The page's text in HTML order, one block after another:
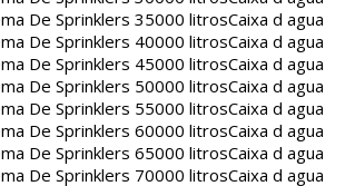
De Sprinklers 35000 litrosCaixa d agua
De Sprinklers 40000 litrosCaixa d agua
De Sprinklers 45000 litrosCaixa d agua
De Sprinklers 50000 litrosCaixa d agua
De Sprinklers 55000 litrosCaixa d agua
De Sprinklers 60000 litrosCaixa d agua
De Sprinklers 65000 litrosCaixa d agua
De Sprinklers 70000 litrosCaixa d agua